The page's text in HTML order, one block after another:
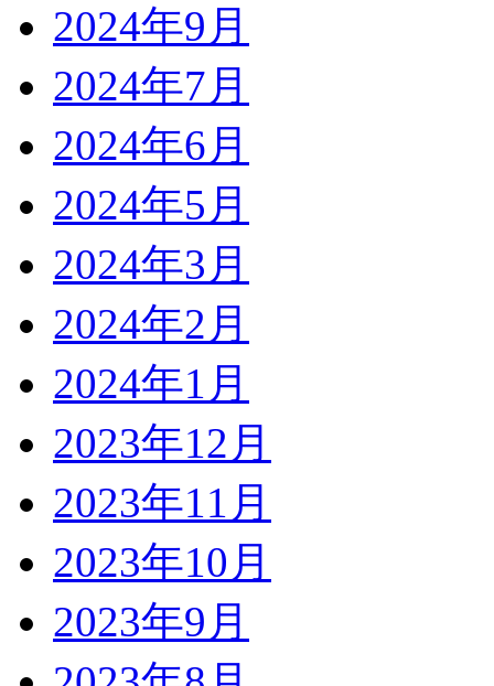
2024年9月
2024年7月
2024年6月
2024年5月
2024年3月
2024年2月
2024年1月
2023年12月
2023年11月
2023年10月
2023年9月